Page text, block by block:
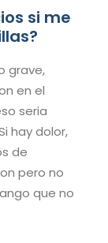
si me
grave,
en el
seria
hay dolor,
de
pero no
que no